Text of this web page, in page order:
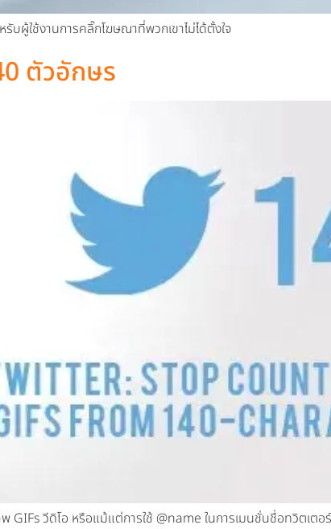
บผู้ใช้งานการคลิ๊กโฆษณาที่พวกเขาไม่ได้ตั้งใจ
ตัวอักษร
GIFs วีดิโอ หรือแม้แต่การใช้ @name ในการเมนชั่นชื่อทวิตเต